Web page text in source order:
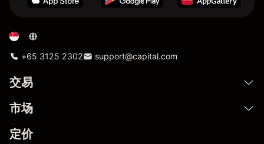
+65 3125 2302 support@capital.com
交易
市场
定价